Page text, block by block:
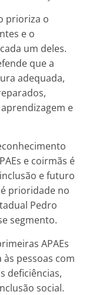
prioriza o
e o
um deles.
que a
adequada,
e
e coirmãs é
e futuro
prioridade no
Pedro
segmento.
APAEs
pessoas com
deficiências,
social.